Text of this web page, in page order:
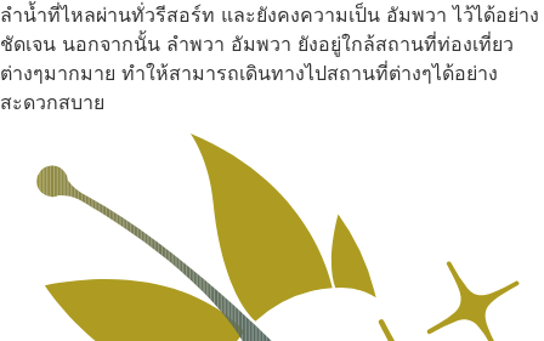
ลำน้ำที่ไหลผ่านทั่วรีสอร์ท และยังคงความเป็น อัมพวา ไว้ได้อย่าง
ชัดเจน นอกจากนั้น ลำพวา อัมพวา ยังอยู่ใกล้สถานที่ท่องเที่ยว
ต่างๆมากมาย ทำให้สามารถเดินทางไปสถานที่ต่างๆได้อย่าง
สะดวกสบาย